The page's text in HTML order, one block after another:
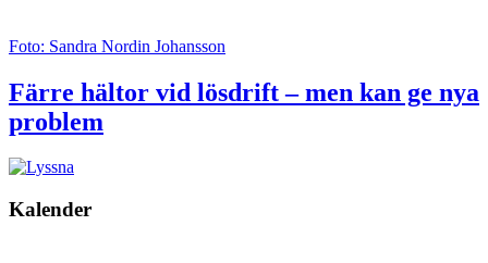
Foto: Sandra Nordin Johansson
Färre hältor vid lösdrift – men kan ge nya
problem
Kalender